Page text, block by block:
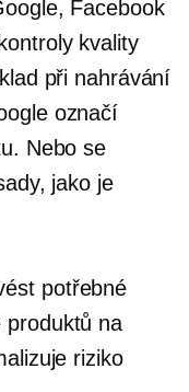
Facebook
kvality
při nahrávání
označí
Nebo se
jako je
potřebné
produktů na
riziko